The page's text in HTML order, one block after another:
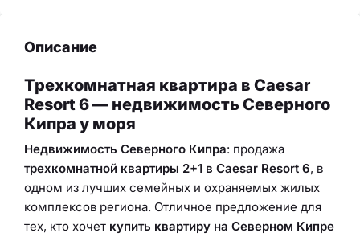
Описание
Трехкомнатная квартира в Caesar
Resort 6 — недвижимость Северного
Кипра у моря
Недвижимость Северного Кипра: продажа
трехкомнатной квартиры 2+1 в Caesar Resort 6, в
одном из лучших семейных и охраняемых жилых
комплексов региона. Отличное предложение для
тех, кто хочет купить квартиру на Северном Кипре